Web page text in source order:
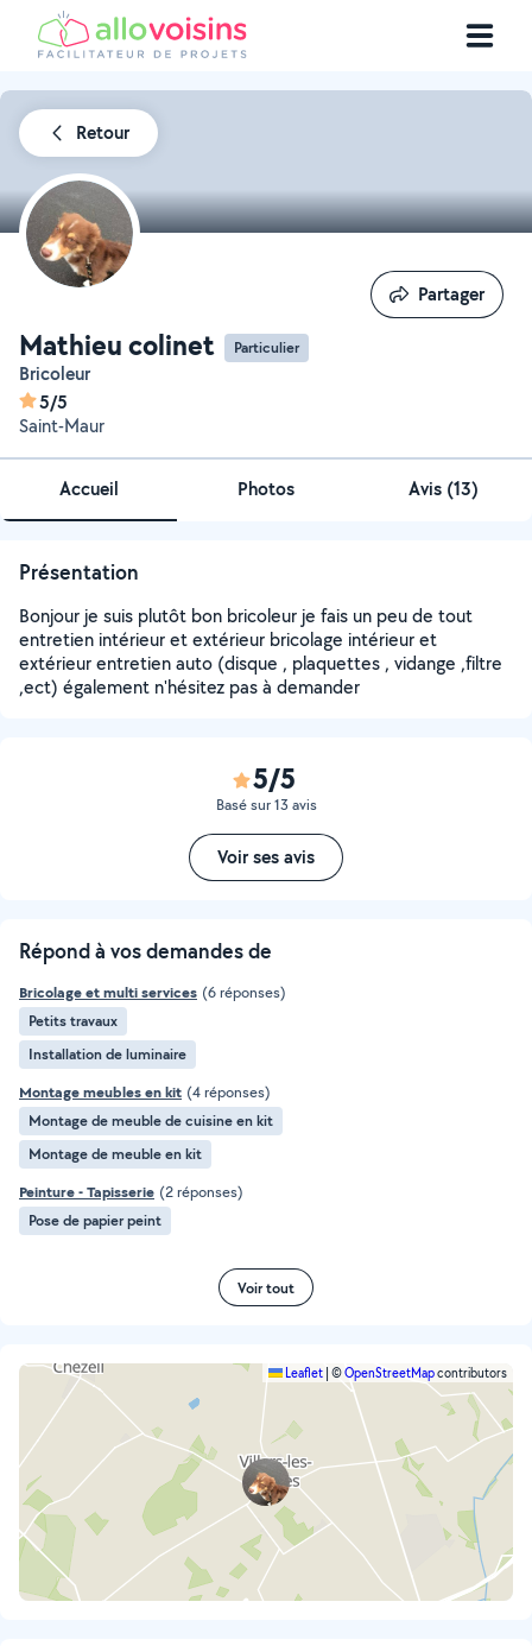
Retour
Mathieu colinet Particulier
Bricoleur
5/5
Saint-Maur
Partager
Partager
Accueil Photos Avis (13)
Présentation
Bonjour je suis plutôt bon bricoleur je fais un peu de tout
entretien intérieur et extérieur bricolage intérieur et
extérieur entretien auto (disque , plaquettes , vidange ,filtre
,ect) également n'hésitez pas à demander
5/5
Basé sur 13 avis
Voir ses avis
Répond à vos demandes de
Bricolage et multi services (6 réponses)
Petits travaux
Installation de luminaire
Montage meubles en kit (4 réponses)
Montage de meuble de cuisine en kit
Montage de meuble en kit
Peinture - Tapisserie (2 réponses)
Pose de papier peint
Voir tout
Leaflet ©OpenStreetMapcontributors